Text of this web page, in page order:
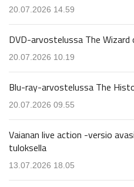
20.07.2026 14.59
DVD-arvostelussa The
20.07.2026 10.19
Blu-ray-arvostelussa The
20.07.2026 09.55
Vaianan live action -versio
tuloksella
13.07.2026 18.05